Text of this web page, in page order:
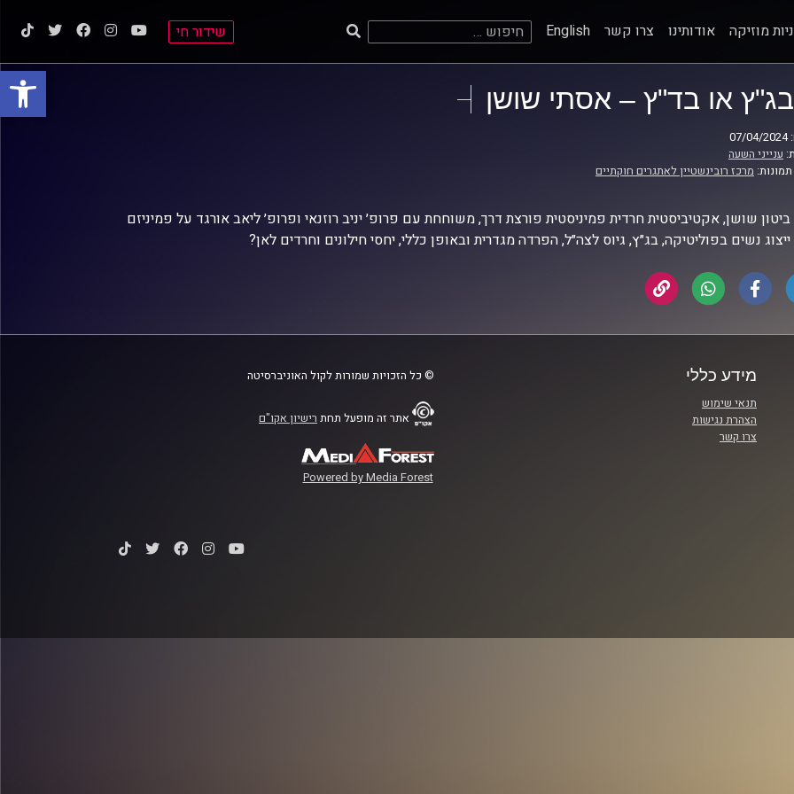
פתח
מוזיקה אודותינו צרו קשר English חיפוש: שידור חי
בג"ץ או בד"ץ – אסתי שושן
ענייני השעה
מרכז רובינשטיין לאתגרים חוקתיים
שושן, אקטיביסטית חרדית פמיניסטית פורצת דרך, משוחחת עם פרופ׳ יניב רוזנאי ופרופ׳ ליאב אורגד על פמיניזם
נשים בפוליטיקה, בג״ץ, גיוס לצה״ל, הפרדה מגדרית ובאופן כללי, יחסי חילונים וחרדים לאן?
מידע כללי
תנאי שימוש
הצהרת נגישות
צרו קשר
© כל הזכויות שמורות לקול האוניברסיטה
אתר זה מופעל תחת רישיון אקו"ם
Powered by Media Forest